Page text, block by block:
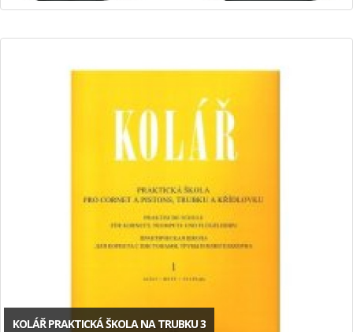
KOLÁŘ PRAKTICKÁ ŠKOLA NA TRUBKU 3